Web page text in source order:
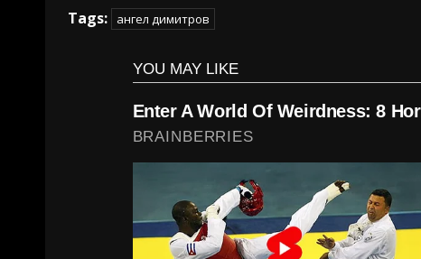
Tags: ангел димитров